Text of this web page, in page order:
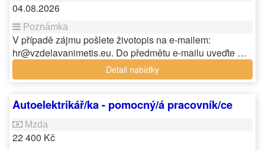
04.08.2026
V případě zájmu pošlete životopis na e-mailem:
hr@vzdelavanimetis.eu. Do předmětu e-mailu uveďte …
Detail nabídky
Autoelektrikář/ka - pomocný/á pracovník/ce
22 400 Kč